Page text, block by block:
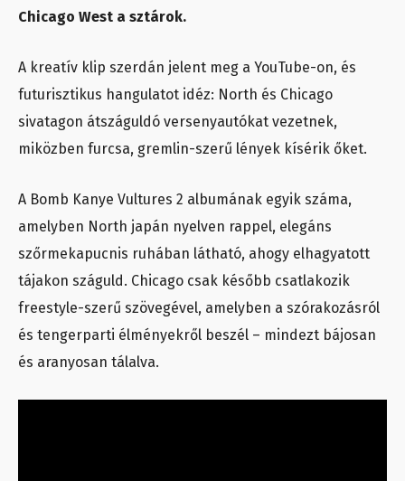
Chicago West a sztárok.
A kreatív klip szerdán jelent meg a YouTube-on, és
futurisztikus hangulatot idéz: North és Chicago
sivatagon átszáguldó versenyautókat vezetnek,
miközben furcsa, gremlin-szerű lények kísérik őket.
A Bomb Kanye Vultures 2 albumának egyik száma,
amelyben North japán nyelven rappel, elegáns
szőrmekapucnis ruhában látható, ahogy elhagyatott
tájakon száguld. Chicago csak később csatlakozik
freestyle-szerű szövegével, amelyben a szórakozásról
és tengerparti élményekről beszél – mindezt bájosan
és aranyosan tálalva.